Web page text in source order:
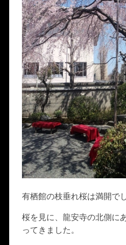
有栖館の枝垂れ桜は満開でし
桜を見に、龍安寺の北側に
ってきました。